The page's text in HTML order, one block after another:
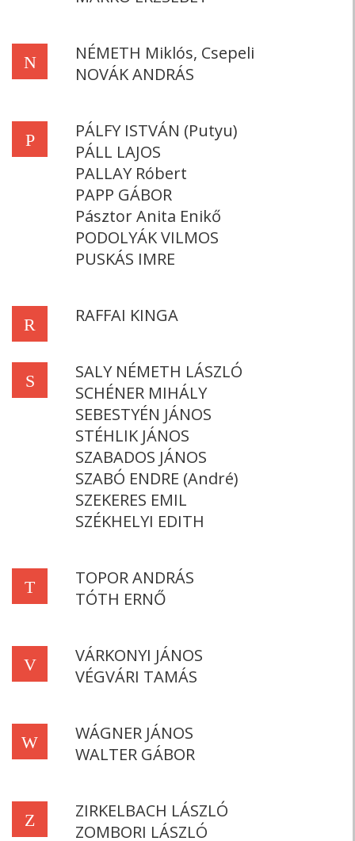
N
NÉMETH Miklós, Csepeli
NOVÁK ANDRÁS
P
PÁLFY ISTVÁN (Putyu)
PÁLL LAJOS
PALLAY Róbert
PAPP GÁBOR
Pásztor Anita Enikő
PODOLYÁK VILMOS
PUSKÁS IMRE
R RAFFAI KINGA
S
SALY NÉMETH LÁSZLÓ
SCHÉNER MIHÁLY
SEBESTYÉN JÁNOS
STÉHLIK JÁNOS
SZABADOS JÁNOS
SZABÓ ENDRE (André)
SZEKERES EMIL
SZÉKHELYI EDITH
T
TOPOR ANDRÁS
TÓTH ERNŐ
V
VÁRKONYI JÁNOS
VÉGVÁRI TAMÁS
W
WÁGNER JÁNOS
WALTER GÁBOR
Z
ZIRKELBACH LÁSZLÓ
ZOMBORI LÁSZLÓ